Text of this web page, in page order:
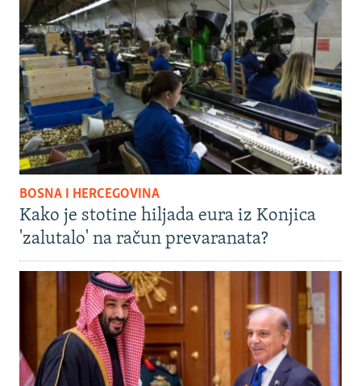
BOSNA I HERCEGOVINA
Kako je stotine hiljada eura iz Konjica
'zalutalo' na račun prevaranata?